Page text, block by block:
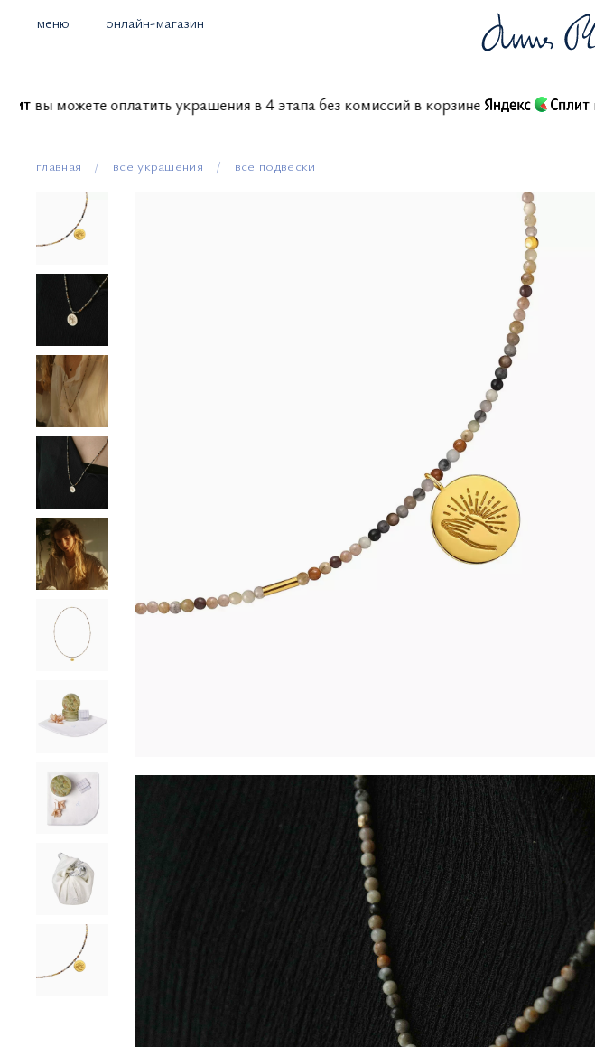
меню онлайн-магазин
вы можете оплатить украшения в 4 этапа без комиссий в корзине
главная все украшения все подвески